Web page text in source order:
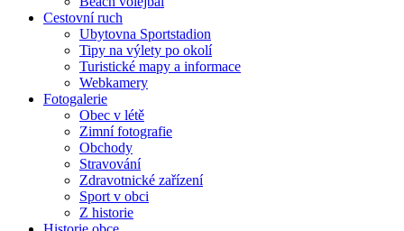
Cestovní ruch
Ubytovna Sportstadion
Tipy na výlety po okolí
Turistické mapy a informace
Webkamery
Fotogalerie
Obec v létě
Zimní fotografie
Obchody
Stravování
Zdravotnické zařízení
Sport v obci
Z historie